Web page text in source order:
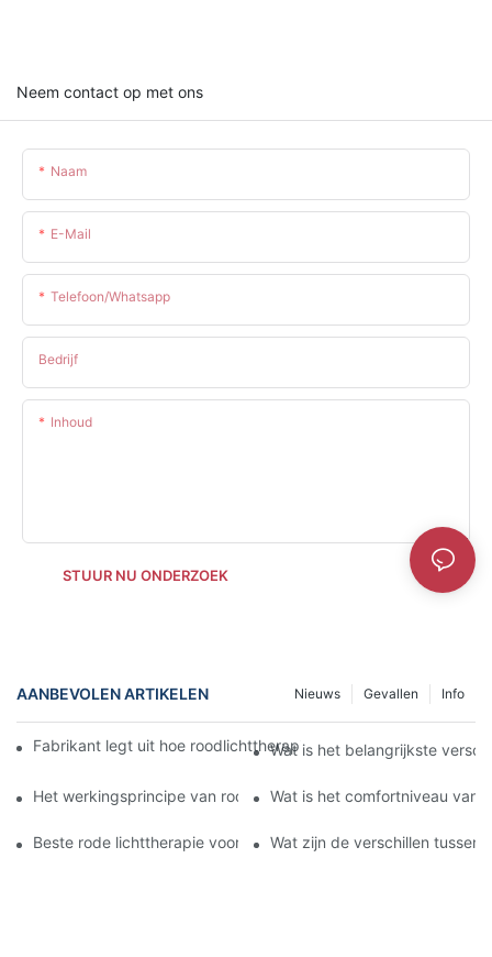
Neem contact op met ons
Naam
E-Mail
Telefoon/whatsapp
Bedrijf
Inhoud
STUUR NU ONDERZOEK
AANBEVOLEN ARTIKELEN Info
Gevallen
Nieuws
Fabrikant legt uit hoe roodlichttherapie de gezondheid van de
Wat is het belangrijkste
Het werkingsprincipe van rode LED-gezichtsverlichting
Wat is het comfortniveau van
Beste rode lichttherapie voor het gezicht versus chemische
Wat zijn de verschillen